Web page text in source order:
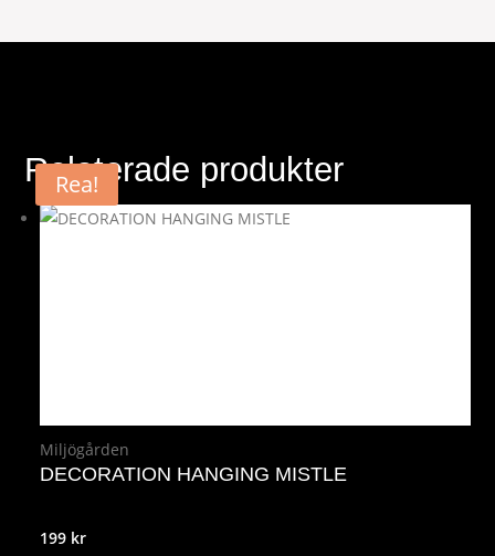
Relaterade produkter
Miljögården
DECORATION HANGING MISTLE
199 kr
Rea!